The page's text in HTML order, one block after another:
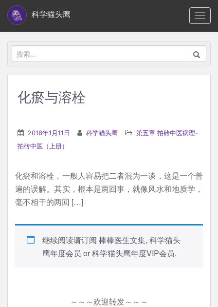
i
科学猫头鹰
搜
索：
化瘀与溶栓
2018年1月11日 科学猫头鹰
第五章 拍砖中医病理-
拍砖中医（上册）
化瘀和溶栓，一般人容易把二者混为一谈，这是一个普
遍的误解。其实，根本是两回事，就像风水和地质学，
毫不相干的两回 […]
继续阅读请订阅 棒棒医生文集, 科学猫头
鹰年度会员 or科学猫头鹰年度VIP会员.
～～～欢迎转发～～～